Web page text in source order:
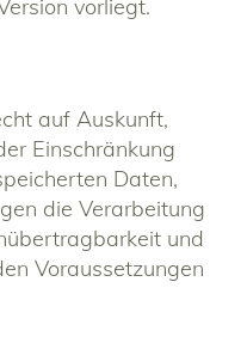
vorliegt.
auf Auskunft,
Einschränkung
Daten,
die Verarbeitung
und
Voraussetzungen